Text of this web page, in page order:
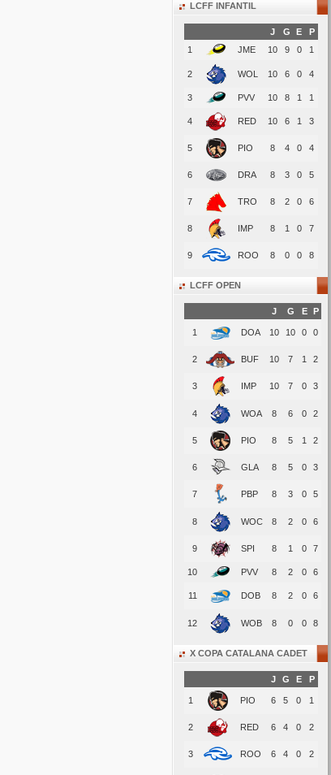
LCFF INFANTIL
J G E
P
1
JME 10 9 0 1
2 WOL 10 6 0 4
3 PVV 10 8 1 1
4 RED 10 6 1 3
5 PIO 8 4 0 4
6 DRA 8 3 0 5
7 TRO 8 2 0 6
8 IMP 8 1 0 7
9 ROO 8 0 0 8
LCFF OPEN
J G E P
1 DOA 10 10 0 0
2 BUF 10 7 1 2
3 IMP 10 7 0 3
4 WOA 8 6 0 2
5 PIO 8 5 1 2
6 GLA 8 5 0 3
7 PBP 8 3 0 5
8 WOC 8 2 0 6
9 SPI 8 1 0 7
10 PVV 8 2 0 6
11 DOB 8 2 0 6
12 WOB 8 0 0 8
X COPA CATALANA CADET
J G E P
1 PIO 6 5 0 1
2 RED 6 4 0 2
3 ROO 6 4 0 2